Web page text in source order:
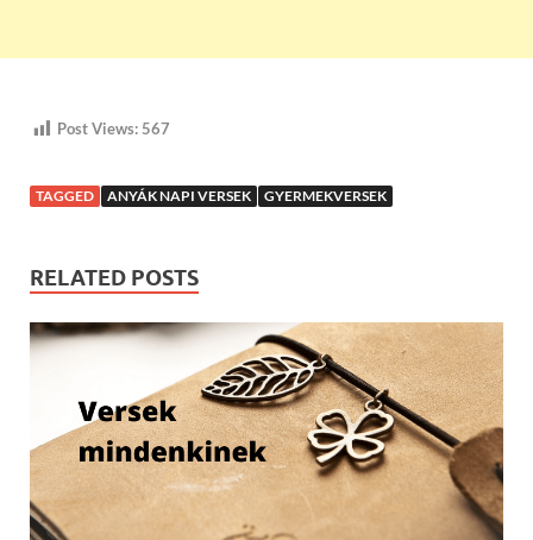
Post Views: 567
TAGGED ANYÁK NAPI VERSEK GYERMEKVERSEK
RELATED POSTS